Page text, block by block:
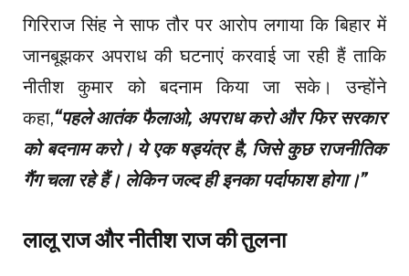
गिरिराज सिंह ने साफ तौर पर आरोप लगाया कि बिहार में
जानबूझकर अपराध की घटनाएं करवाई जा रही हैं ताकि
नीतीश कुमार को बदनाम किया जा सके। उन्होंने
कहा,“पहले आतंक फैलाओ, अपराध करो और फिर सरकार
को बदनाम करो। ये एक षड्यंत्र है, जिसे कुछ राजनीतिक
गैंग चला रहे हैं। लेकिन जल्द ही इनका पर्दाफाश होगा।”
लालू राज और नीतीश राज की तुलना